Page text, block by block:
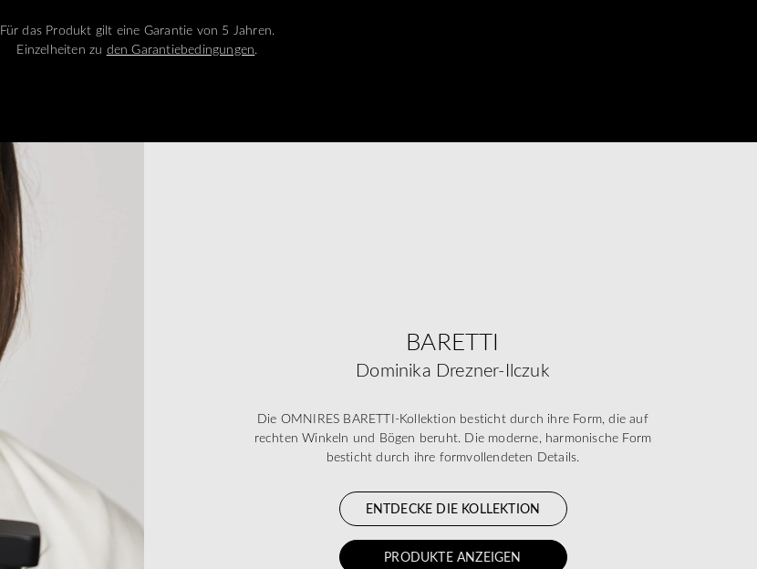
Für das Produkt gilt eine Garantie von 5 Jahren.
Einzelheiten zu den Garantiebedingungen.
BARETTI
Dominika Drezner-Ilczuk
Die OMNIRES BARETTI-Kollektion besticht durch ihre Form, die auf
rechten Winkeln und Bögen beruht. Die moderne, harmonische Form
besticht durch ihre formvollendeten Details.
ENTDECKE DIE KOLLEKTION
PRODUKTE ANZEIGEN